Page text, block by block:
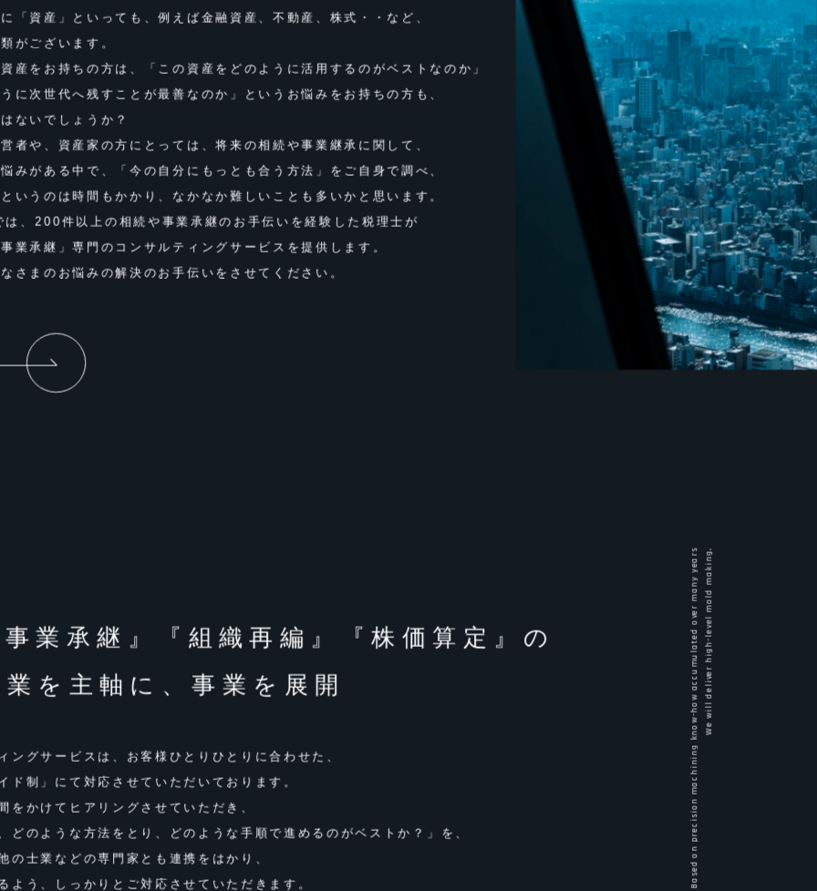
「資産」といっても、例えば⾦融資産、不動産、株式・・など、
がございます。
産をお持ちの⽅は、「この資産をどのように活⽤するのがベストなのか」
に次世代へ残すことが最善なのか」というお悩みをお持ちの⽅も、
ないでしょうか？
者や、資産家の⽅にとっては、将来の相続や事業継承に関して、
みがある中で、「今の⾃分にもっとも合う⽅法」をご⾃⾝で調べ、
いうのは時間もかかり、なかなか難しいことも多いかと思います。
、200件以上の相続や事業承継のお手伝いを経験した税理士が
業承継」専門のコンサルティングサービスを提供します。
さまのお悩みの解決のお⼿伝いをさせてください。
業承継』『組織再編』『株価算定』の
を 主軸に、事業を展開
ングサービスは、お客様ひとりひとりに合わせた、
ド制」にて対応させていただいております。
をかけてヒアリングさせていただき、
どのような⽅法をとり、どのような⼿順で進めるのがベストか？」を、
の⼠業などの専⾨家とも連携をはかり、
よう、しっかりとご対応させていただきます。
Based on precision machining know-how accumulated over many yearsWe will deliver high-level mold making.